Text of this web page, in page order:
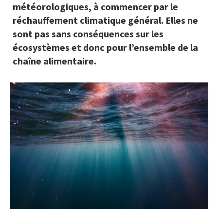
météorologiques, à commencer par le
réchauffement climatique général. Elles ne
sont pas sans conséquences sur les
écosystèmes et donc pour l’ensemble de la
chaîne alimentaire.